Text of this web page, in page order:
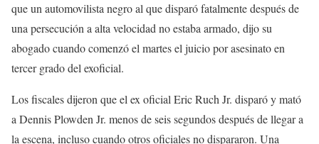
que un automovilista negro al que disparó fatalmente después de
una persecución a alta velocidad no estaba armado, dijo su
abogado cuando comenzó el martes el juicio por asesinato en
tercer grado del exoficial.
Los fiscales dijeron que el ex oficial Eric Ruch Jr. disparó y mató
a Dennis Plowden Jr. menos de seis segundos después de llegar a
la escena, incluso cuando otros oficiales no dispararon. Una